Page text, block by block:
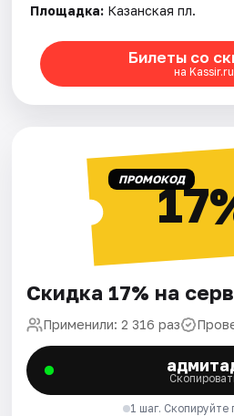
Площадка: Казанская пл.
Билеты со
на Kassir.ru
ПРОМОКОД
Скидка 17% на
Применили: 2 316 раз
1 шаг. Скопируйте